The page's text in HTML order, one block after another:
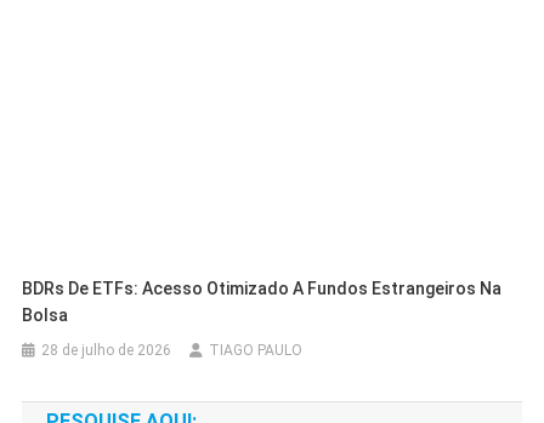
BDRs De ETFs: Acesso Otimizado A Fundos Estrangeiros Na
Bolsa
28 de julho de 2026 TIAGO PAULO